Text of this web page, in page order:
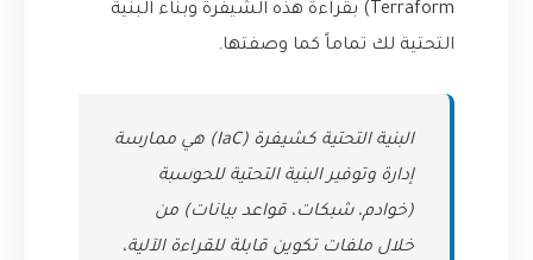
Terraform) بقراءة هذه الشيفرة وبناء البنية
التحتية لك تماماً كما وصفتها.
البنية التحتية كشيفرة (IaC) هي ممارسة
إدارة وتوفير البنية التحتية للحوسبة
(خوادم، شبكات، قواعد بيانات) من
خلال ملفات تكوين قابلة للقراءة الآلية،